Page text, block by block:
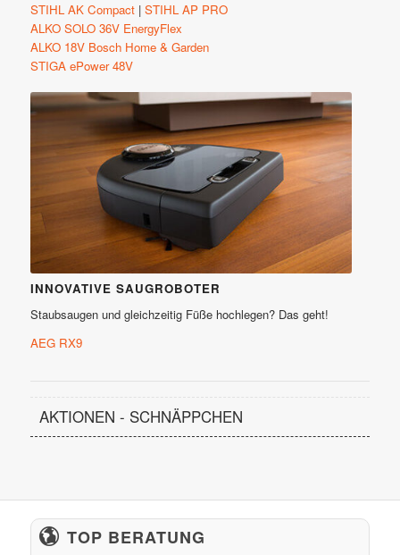
STIHL AK Compact| STIHL AP PRO
ALKO SOLO 36V EnergyFlex
ALKO 18V Bosch Home & Garden
STIGA ePower 48V
Saugroboter
INNOVATIVE SAUGROBOTER
Staubsaugen und gleichzeitig Füße hochlegen? Das geht!
AEG RX9
AKTIONEN - SCHNÄPPCHEN
TOP BERATUNG